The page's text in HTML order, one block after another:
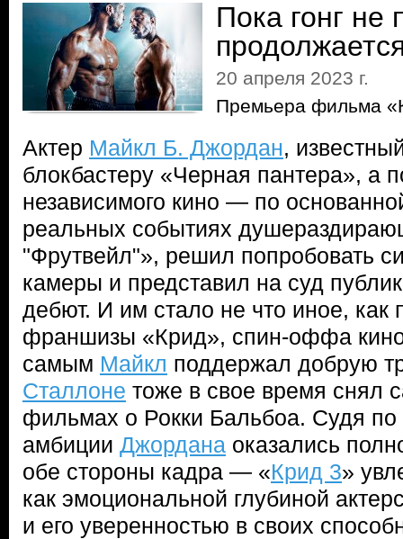
Пока гонг не
20 апреля 2023 г.
Премьера фильма
Актер Майкл Б. Джордан,
блокбастеру «Черная пантера», а
независимого кино — по
реальных событиях
"Фрутвейл"», решил попробовать
камеры и представил на суд
дебют. И им стало не что иное, как
франшизы «Крид», спин-оффа
самым Майкл поддержал добрую
Сталлоне тоже в свое время снял
фильмах о Рокки Бальбоа. Судя по
амбиции Джордана оказались
обе стороны кадра — «Крид 3»
как эмоциональной глубиной
и его уверенностью в своих